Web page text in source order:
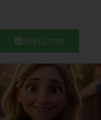
פניה בווצאפ